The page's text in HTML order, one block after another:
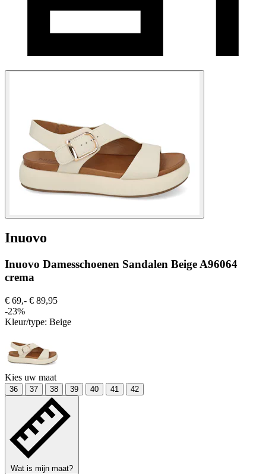
Inuovo
Inuovo Damesschoenen Sandalen Beige A96064
crema
€ 69,- € 89,95
-23%
Kleur/type: Beige
Kies uw maat
36 37 38 39 40 41 42
Wat is mijn maat?